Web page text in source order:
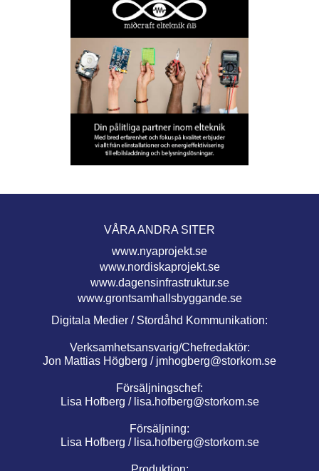
VÅRA ANDRA SITER
www.nyaprojekt.se
www.nordiskaprojekt.se
www.dagensinfrastruktur.se
www.grontsamhallsbyggande.se
Digitala Medier / Stordåhd Kommunikation:
Verksamhetsansvarig/Chefredaktör:
Jon Mattias Högberg / jmhogberg@storkom.se
Försäljningschef:
Lisa Hofberg / lisa.hofberg@storkom.se
Försäljning:
Lisa Hofberg / lisa.hofberg@storkom.se